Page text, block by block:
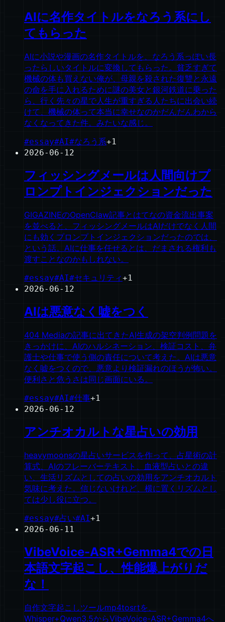
AIに名作タイトルをなろう系にし
てもらった
AIに小説や漫画の名作タイトルを、なろう系っぽい長
ったらしいタイトルに変換してもらった。貧乏すぎて
機械の体も買えない俺が、母親を殺された復讐と永遠
の命を手に入れるために謎の美女と銀河鉄道に乗った
ら、行く先々の星で人生が重すぎる人たちに出会い続
けて、機械の体って本当に幸せなのかだんだんわから
なくなってきた件。みたいな感じ。
#essay#AI#なろう系+1
2026-06-12
フィッシングメールは人間向けプ
ロンプトインジェクションだった
GIGAZINEのOpenClaw記事とはてなの資金流出事案
を並べると、フィッシングメールはAIだけでなく人間
にも効くプロンプトインジェクションだったのでは、
という話。AIに仕事を任せるとは、だまされる権利も
渡すことなのかもしれない。
#essay#AI#セキュリティ+1
2026-06-12
AIは悪意なく嘘をつく
404 Mediaの記事に出てきたAI生成の架空判例問題を
きっかけに、AIのハルシネーション、検証コスト、弁
護士や仕事で使う側の責任について考えた。AIは悪意
なく嘘をつくので、悪意より検証漏れのほうが怖い。
便利さと危うさは同じ画面にいる。
#essay#AI#仕事+1
2026-06-12
アンチオカルトな星占いの効用
heavymoonsの星占いサービスを作って、占星術の計
算式、AIのフレーバーテキスト、血液型占いとの違
い、生活リズムとしての占いの効用をアンチオカルト
気味に考えた。信じないけれど、横に置くリズムとし
ては少し役に立つ。
#essay#占い#AI+1
2026-06-11
VibeVoice-ASR+Gemma4での日
本語文字起こし、性能爆上がりだ
な！
自作文字起こしツールmp4tosrtを、
Whisper+Qwen3.5からVibeVoice-ASR+Gemma4へ